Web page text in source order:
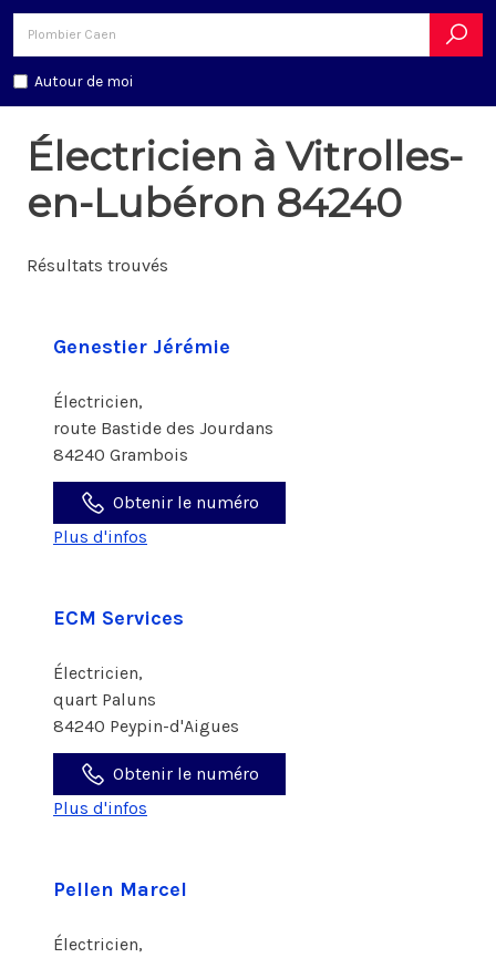
Autour de moi
Électricien à Vitrolles-
en-Lubéron 84240
Résultats trouvés
Genestier Jérémie
Électricien,
route Bastide des Jourdans
84240 Grambois
Obtenir le numéro
Plus d'infos
ECM Services
Électricien,
quart Paluns
84240 Peypin-d'Aigues
Obtenir le numéro
Plus d'infos
Pellen Marcel
Électricien,